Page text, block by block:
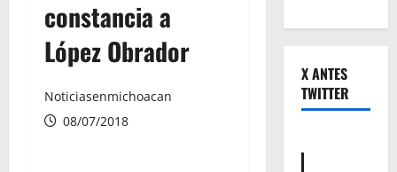
constancia a
López Obrador
Noticiasenmichoacan
08/07/2018
X ANTES
TWITTER